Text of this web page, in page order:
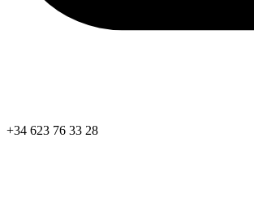
+34 623 76 33 28